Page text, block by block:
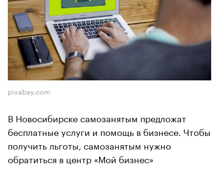
pixabay.com
В Новосибирске самозанятым предложат
бесплатные услуги и помощь в бизнесе. Чтобы
получить льготы, самозанятым нужно
обратиться в центр «Мой бизнес»